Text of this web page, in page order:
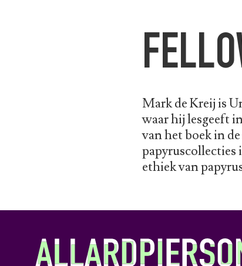
Mark de Kreij is
waar hij lesgeeft
van het boek in
papyruscollecties
ethiek van